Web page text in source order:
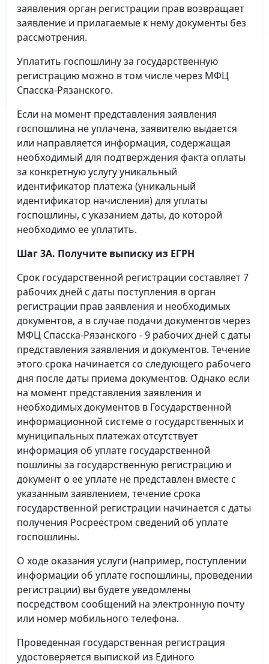
заявления орган регистрации прав возвращает
заявление и прилагаемые к нему документы без
рассмотрения.
Уплатить госпошлину за государственную
регистрацию можно в том числе через МФЦ
Спасска-Рязанского.
Если на момент представления заявления
госпошлина не уплачена, заявителю выдается
или направляется информация, содержащая
необходимый для подтверждения факта оплаты
за конкретную услугу уникальный
идентификатор платежа (уникальный
идентификатор начисления) для уплаты
госпошлины, с указанием даты, до которой
необходимо ее уплатить.
Шаг 3А. Получите выписку из ЕГРН
Срок государственной регистрации составляет 7
рабочих дней с даты поступления в орган
регистрации прав заявления и необходимых
документов, а в случае подачи документов через
МФЦ Спасска-Рязанского - 9 рабочих дней с даты
представления заявления и документов. Течение
этого срока начинается со следующего рабочего
дня после даты приема документов. Однако если
на момент представления заявления и
необходимых документов в Государственной
информационной системе о государственных и
муниципальных платежах отсутствует
информация об уплате государственной
пошлины за государственную регистрацию и
документ о ее уплате не представлен вместе с
указанным заявлением, течение срока
государственной регистрации начинается с даты
получения Росреестром сведений об уплате
госпошлины.
О ходе оказания услуги (например, поступлении
информации об уплате госпошлины, проведении
регистрации) вы будете уведомлены
посредством сообщений на электронную почту
или номер мобильного телефона.
Проведенная государственная регистрация
удостоверяется выпиской из Единого